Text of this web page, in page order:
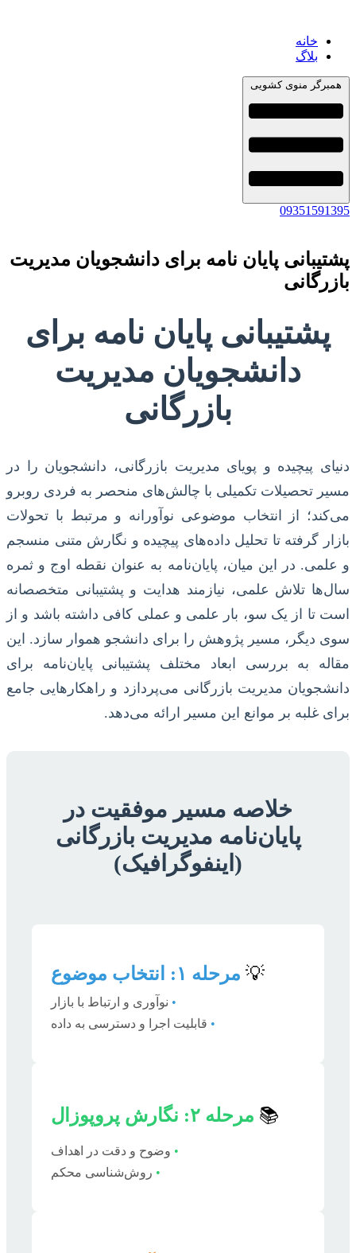
خانه
بلاگ
همبرگر منوی کشویی
09351591395
پشتیبانی پایان نامه برای دانشجویان مدیریت
بازرگانی
پشتیبانی پایان نامه برای
دانشجویان مدیریت
بازرگانی
دنیای پیچیده و پویای مدیریت بازرگانی، دانشجویان را در
مسیر تحصیلات تکمیلی با چالش‌های منحصر به فردی روبرو
می‌کند؛ از انتخاب موضوعی نوآورانه و مرتبط با تحولات
بازار گرفته تا تحلیل داده‌های پیچیده و نگارش متنی منسجم
و علمی. در این میان، پایان‌نامه به عنوان نقطه اوج و ثمره
سال‌ها تلاش علمی، نیازمند هدایت و پشتیبانی متخصصانه
است تا از یک سو، بار علمی و عملی کافی داشته باشد و از
سوی دیگر، مسیر پژوهش را برای دانشجو هموار سازد. این
مقاله به بررسی ابعاد مختلف پشتیبانی پایان‌نامه برای
دانشجویان مدیریت بازرگانی می‌پردازد و راهکارهایی جامع
برای غلبه بر موانع این مسیر ارائه می‌دهد.
خلاصه مسیر موفقیت در
پایان‌نامه مدیریت بازرگانی
(اینفوگرافیک)
💡 مرحله ۱: انتخاب موضوع
• نوآوری و ارتباط با بازار
• قابلیت اجرا و دسترسی به داده
📚 مرحله ۲: نگارش پروپوزال
• وضوح و دقت در اهداف
• روش‌شناسی محکم